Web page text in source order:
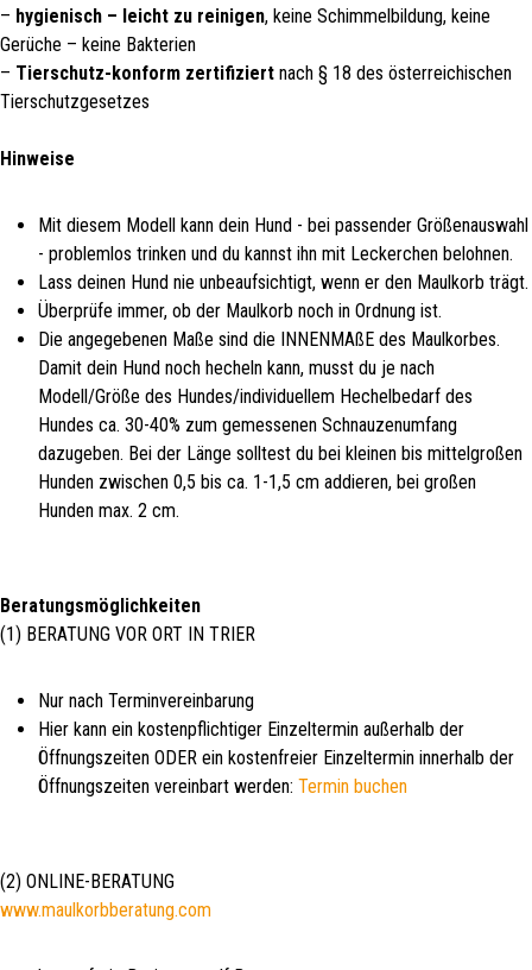
– hygienisch – leicht zu reinigen, keine Schimmelbildung, keine
Gerüche – keine Bakterien
– Tierschutz-konform zertifiziert nach § 18 des österreichischen
Tierschutzgesetzes
Hinweise
Mit diesem Modell kann dein Hund - bei passender Größenauswahl
- problemlos trinken und du kannst ihn mit Leckerchen belohnen.
Lass deinen Hund nie unbeaufsichtigt, wenn er den Maulkorb trägt.
Überprüfe immer, ob der Maulkorb noch in Ordnung ist.
Die angegebenen Maße sind die INNENMAßE des Maulkorbes.
Damit dein Hund noch hecheln kann, musst du je nach
Modell/Größe des Hundes/individuellem Hechelbedarf des
Hundes ca. 30-40% zum gemessenen Schnauzenumfang
dazugeben. Bei der Länge solltest du bei kleinen bis mittelgroßen
Hunden zwischen 0,5 bis ca. 1-1,5 cm addieren, bei großen
Hunden max. 2 cm.
Beratungsmöglichkeiten
(1) BERATUNG VOR ORT IN TRIER
Nur nach Terminvereinbarung
Hier kann ein kostenpflichtiger Einzeltermin außerhalb der
Öffnungszeiten ODER ein kostenfreier Einzeltermin innerhalb der
Öffnungszeiten vereinbart werden: Termin buchen
(2) ONLINE-BERATUNG
www.maulkorbberatung.com